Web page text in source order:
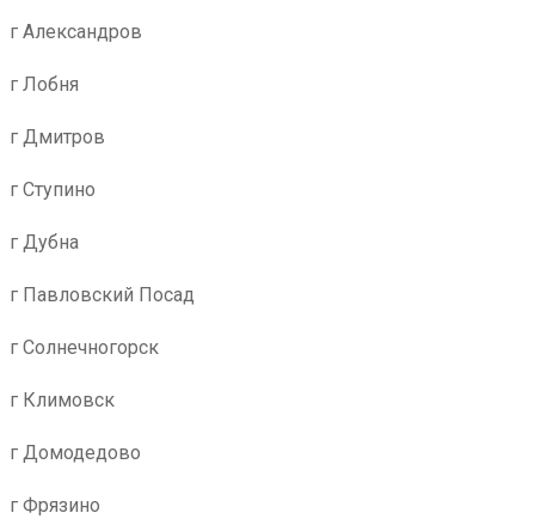
г Александров
г Лобня
г Дмитров
г Ступино
г Дубна
г Павловский Посад
г Солнечногорск
г Климовск
г Домодедово
г Фрязино